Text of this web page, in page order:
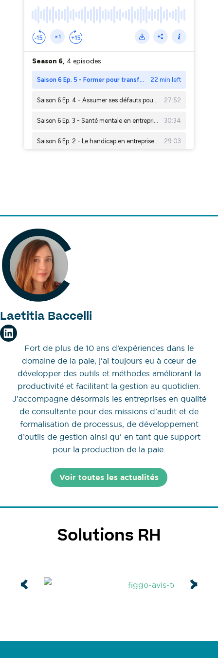
Laetitia Baccelli
Fort de plus de 10 ans d’expériences dans le
domaine de la paie, j'ai toujours eu à cœur de
développer des outils et méthodes améliorant la
productivité et facilitant la gestion au quotidien.
J'accompagne désormais les entreprises en qualité
de consultante pour des missions d'audit et de
formalisation de processus, de développement
d’outils de gestion ainsi qu' en tant que support
pour la production de la paie.
Voir toutes les actualités
Solutions RH